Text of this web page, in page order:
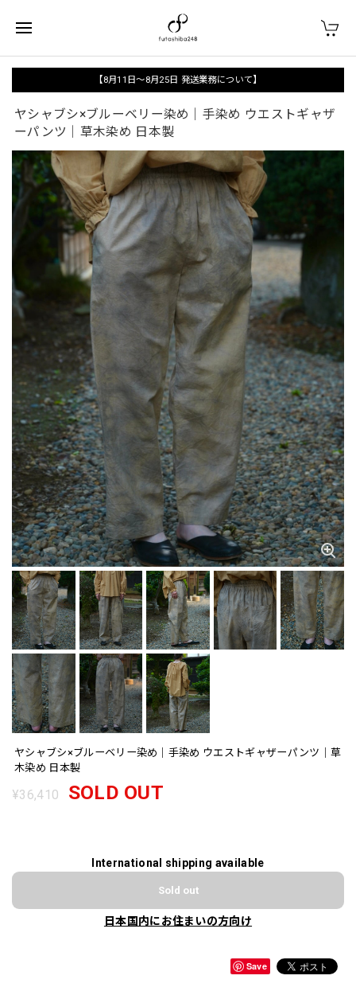
【8月11日〜8月25日 発送業務について】
ヤシャブシ×ブルーベリー染め｜手染め ウエストギャザ
ーパンツ｜草木染め 日本製
ヤシャブシ×ブルーベリー染め｜手染め ウエストギャザーパンツ｜草
木染め 日本製
¥36,410 SOLD OUT
International shipping available
Sold out
日本国内にお住まいの方向け
Save